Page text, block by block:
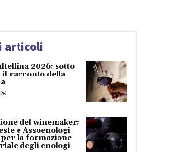
articoli
2026: sotto
il racconto della
del winemaker:
e Assoenologi
la formazione
degli enologi